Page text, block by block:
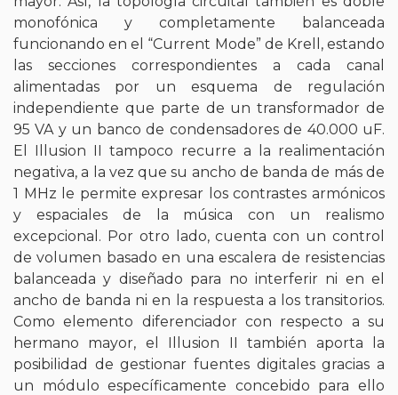
monofónica y completamente balanceada
funcionando en el “Current Mode” de Krell, estando
las secciones correspondientes a cada canal
alimentadas por un esquema de regulación
independiente que parte de un transformador de
95 VA y un banco de condensadores de 40.000 uF.
El Illusion II tampoco recurre a la realimentación
negativa, a la vez que su ancho de banda de más de
1 MHz le permite expresar los contrastes armónicos
y espaciales de la música con un realismo
excepcional. Por otro lado, cuenta con un control
de volumen basado en una escalera de resistencias
balanceada y diseñado para no interferir ni en el
ancho de banda ni en la respuesta a los transitorios.
Como elemento diferenciador con respecto a su
hermano mayor, el Illusion II también aporta la
posibilidad de gestionar fuentes digitales gracias a
un módulo específicamente concebido para ello